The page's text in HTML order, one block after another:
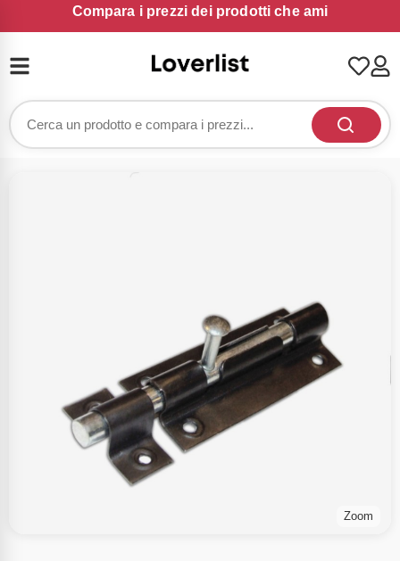
Compara i prezzi dei prodotti che ami
Zoom